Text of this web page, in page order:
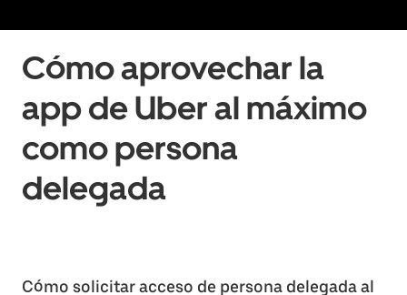
Cómo aprovechar la
app de Uber al máximo
como persona
delegada
Cómo solicitar acceso de persona delegada al